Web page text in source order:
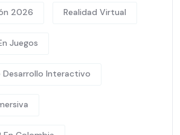
2026 Realidad Virtual
Juegos
Desarrollo Interactivo